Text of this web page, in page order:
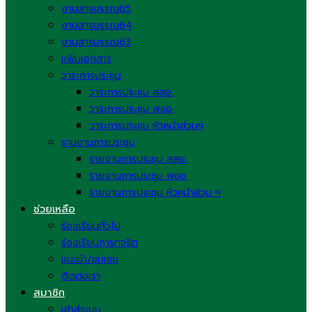
งานสารบรรณ65
งานสารบรรณ64
งานสารบรรณ63
แฟ้มเอกสาร
วาระการประชุม
วาระการประชุม สสอ.
วาระการประชุม พชอ.
วาระการประชุม หัวหน้าส่วนฯ
รานงานการประชุม
รายงานการประชุม สสอ.
รายงานการประชุม พชอ.
รายงานการประชุม หัวหน้าส่วน ฯ
ช่วยเหลือ
ร้องเรียนทั่วไป
ร้องเรียนการทุจริต
แนะนำ/ชมเชย
ติดต่อเรา
สมาชิก